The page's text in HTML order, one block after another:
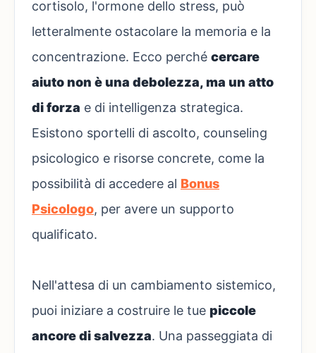
cortisolo, l'ormone dello stress, può
letteralmente ostacolare la memoria e la
concentrazione. Ecco perché cercare
aiuto non è una debolezza, ma un atto
di forza e di intelligenza strategica.
Esistono sportelli di ascolto, counseling
psicologico e risorse concrete, come la
possibilità di accedere al Bonus
Psicologo, per avere un supporto
qualificato.
Nell'attesa di un cambiamento sistemico,
puoi iniziare a costruire le tue piccole
ancore di salvezza. Una passeggiata di